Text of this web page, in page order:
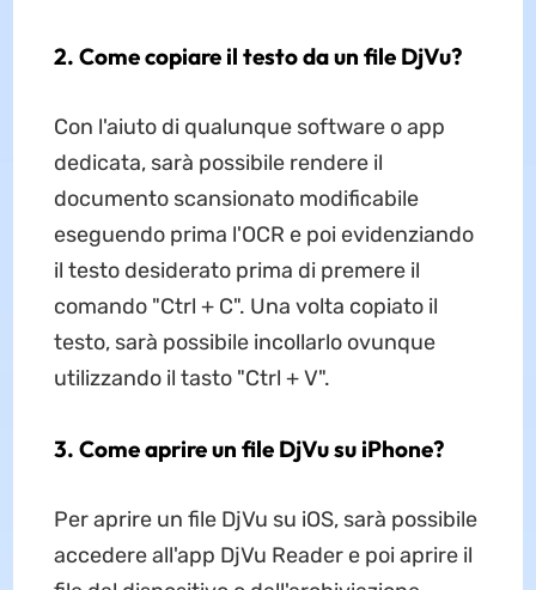
2. Come copiare il testo da un file DjVu?
Con l'aiuto di qualunque software o app
dedicata, sarà possibile rendere il
documento scansionato modificabile
eseguendo prima l'OCR e poi evidenziando
il testo desiderato prima di premere il
comando "Ctrl + C". Una volta copiato il
testo, sarà possibile incollarlo ovunque
utilizzando il tasto "Ctrl + V".
3. Come aprire un file DjVu su iPhone?
Per aprire un file DjVu su iOS, sarà possibile
accedere all'app DjVu Reader e poi aprire il